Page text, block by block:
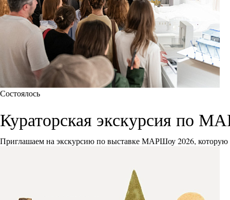
Состоялось
Кураторская экскурсия по
Приглашаем на экскурсию по выставке МАРШоу 2026, которую